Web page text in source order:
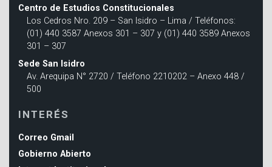
Centro de Estudios Constitucionales
Los Cedros Nro. 209 – San Isidro – Lima / Teléfonos:
(01) 440 3587 Anexos 301 – 307 y (01) 440 3589 Anexos
301 – 307
Sede San Isidro
Av. Arequipa N° 2720 / Teléfono 2210202 – Anexo 448 /
500
INTERÉS
Correo Gmail
Gobierno Abierto